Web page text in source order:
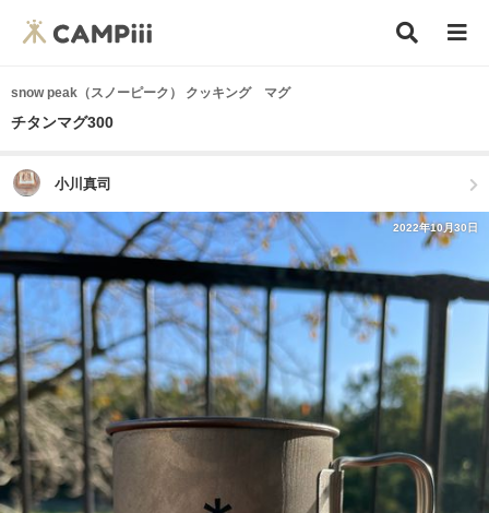
snow peak（スノーピーク） クッキング マグ
チタンマグ300
小川真司
2022年10月30日